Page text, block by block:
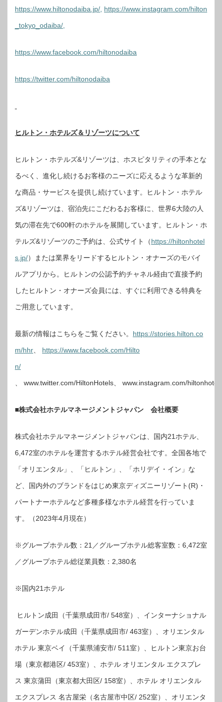
https://www.hiltonodaiba.jp/, https://www.instagram.com/hilton
_tokyo_odaiba/,
https://www.facebook.com/hiltonodaiba
https://twitter.com/hiltonodaiba
ヒルトン・ホテルズ＆リゾーツについて
ヒルトン・ホテルズ&リゾーツは、ホスピタリティの手本とな
るべく、進化し続けるお客様のニーズに応えるような革新的
な商品・サービスを提供し続けています。ヒルトン・ホテル
ズ&リゾーツは、宿泊先にこだわるお客様に、世界6大陸の人
気の滞在先で600軒のホテルを展開しています。ヒルトン・ホ
テルズ&リゾーツのご予約は、公式サイト（https://hiltonhotel
s.jp/）または業界をリードするヒルトン・オナーズのモバイ
ルアプリから。ヒルトンの公認予約チャネル経由で直接予約
したヒルトン・オナーズ会員には、すぐに利用できる特典を
ご用意しています。
最新の情報はこちらをご覧ください。 https://stories.hilton.co
m/hhr https://www.facebook.com/Hilto
n/
、 www.twitter.com/HiltonHotels、 www.instagram.com/
■株式会社ホテルマネージメントジャパン 会社概要
株式会社ホテルマネージメントジャパンは、国内21ホテル、
6,472室のホテルを運営するホテル経営会社です。全国各地で
「オリエンタル」、「ヒルトン」、「ホリデイ・イン」な
ど、国内外のブランドをはじめ東京ディズニーリゾート(R)・
パートナーホテルなど多種多様なホテル経営を行っていま
す。（2023年4月現在）
※グループホテル数：21／グループホテル総客室数：6,472室
／グループホテル総従業員数：2,380名
※国内21ホテル
ヒルトン成田（千葉県成田市/ 548室）、インターナショナル
ガーデンホテル成田（千葉県成田市/ 463室）、オリエンタル
ホテル 東京ベイ（千葉県浦安市/ 511室）、ヒルトン東京お台
場（東京都港区/ 453室）、ホテル オリエンタル エクスプレ
ス 東京蒲田（東京都大田区/ 158室）、ホテル オリエンタル
エクスプレス 名古屋栄（名古屋市中区/ 252室）、オリエンタ